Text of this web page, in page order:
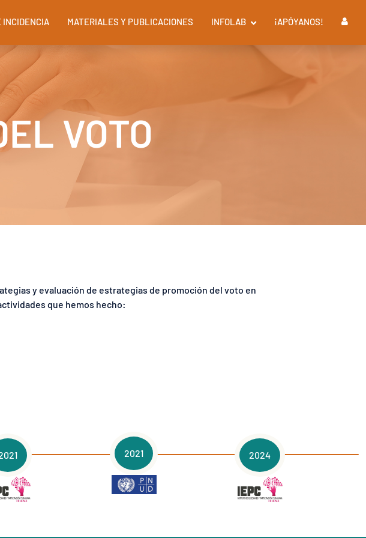
INCIDENCIA MATERIALES Y PUBLICACIONES INFOLAB ¡APÓYANOS!
VOTO
y evaluación de estrategias de promoción del voto en
que hemos hecho:
2021 2024